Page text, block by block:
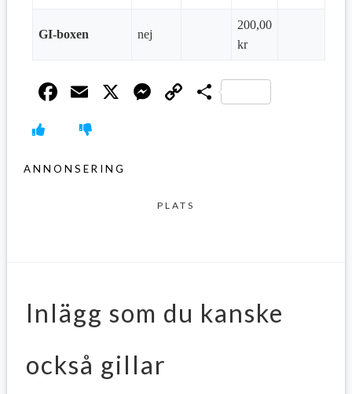
GI-boxen nej
200,00
kr
Facebook
Email
X Messenger
CopyDela
ANNONSERING
PLATS
Inlägg som du kanske
också gillar